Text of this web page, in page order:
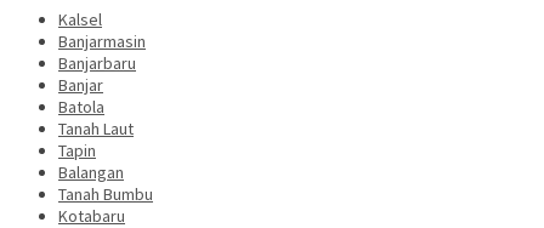
Kalsel
Banjarmasin
Banjarbaru
Banjar
Batola
Tanah Laut
Tapin
Balangan
Tanah Bumbu
Kotabaru